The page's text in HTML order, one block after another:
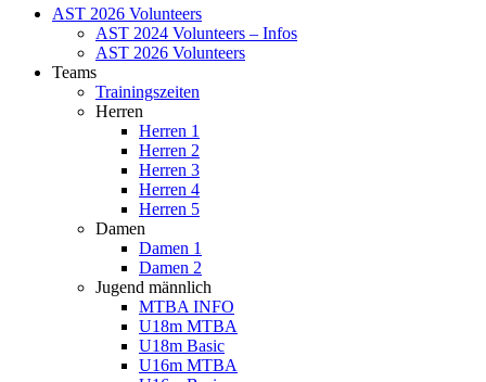
AST 2026 Volunteers
AST 2024 Volunteers – Infos
AST 2026 Volunteers
Teams
Trainingszeiten
Herren
Herren 1
Herren 2
Herren 3
Herren 4
Herren 5
Damen
Damen 1
Damen 2
Jugend männlich
MTBA INFO
U18m MTBA
U18m Basic
U16m MTBA